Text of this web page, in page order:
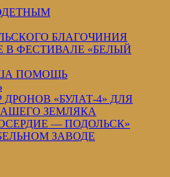
БЛАГОЧИНИЯ
В ФЕСТИВАЛЕ «БЕЛЫЙ
ПОМОЩЬ
«БУЛАТ-4» ДЛЯ
ЗЕМЛЯКА
— ПОДОЛЬСК»
ЗАВОДЕ